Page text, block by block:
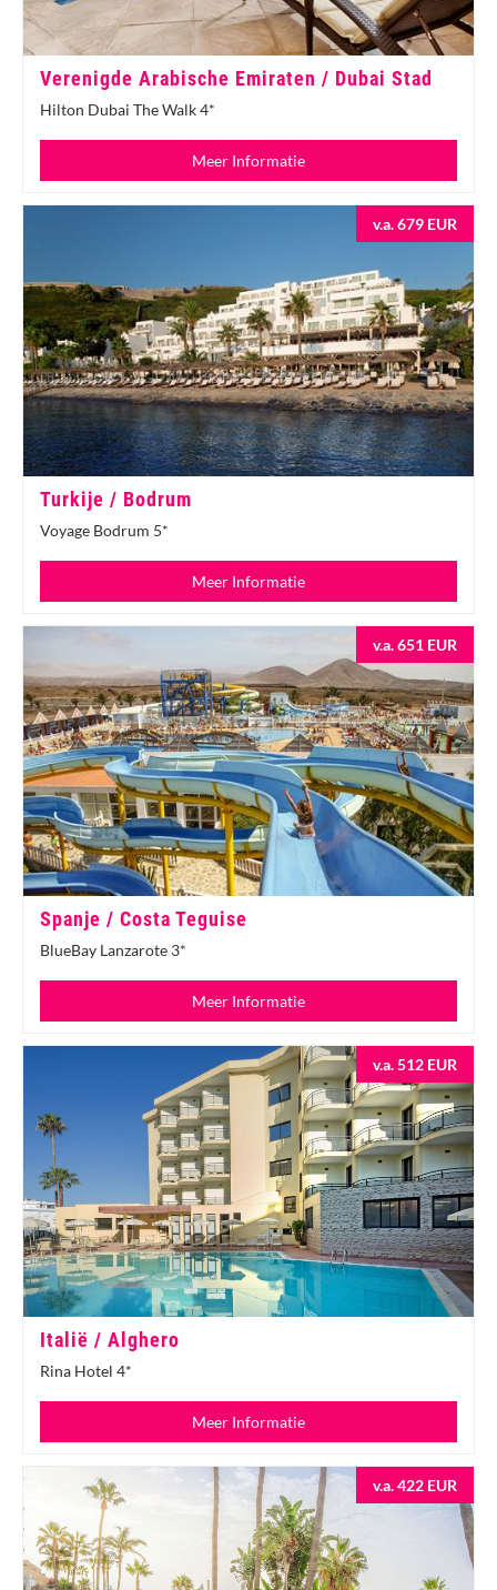
Verenigde Arabische Emiraten / Dubai Stad
Hilton Dubai The Walk 4*
Meer Informatie
v.a. 679 EUR
Turkije / Bodrum
Voyage Bodrum 5*
Meer Informatie
v.a. 651 EUR
Spanje / Costa Teguise
BlueBay Lanzarote 3*
Meer Informatie
v.a. 512 EUR
Italië / Alghero
Rina Hotel 4*
Meer Informatie
v.a. 422 EUR